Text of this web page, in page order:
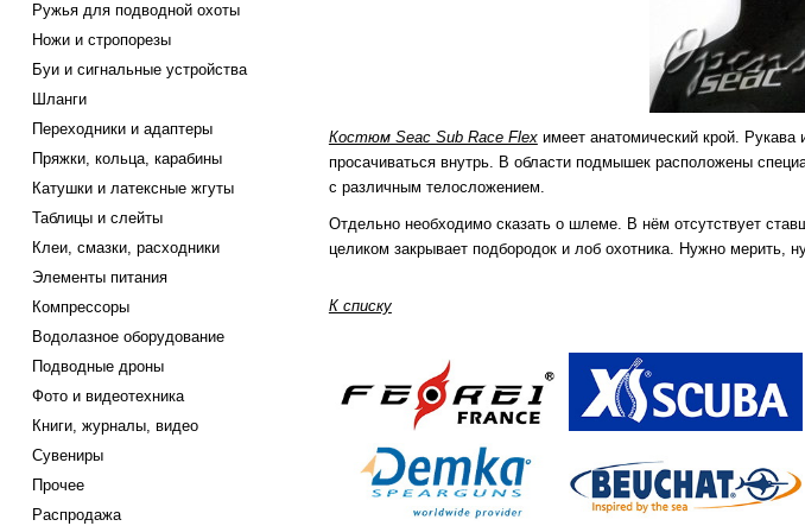
Ружья для подводной охоты
Ножи и стропорезы
Буи и сигнальные устройства
Шланги
Переходники и адаптеры
Пряжки, кольца, карабины
Катушки и латексные жгуты
Таблицы и слейты
Клеи, смазки, расходники
Элементы питания
Компрессоры
Водолазное оборудование
Подводные дроны
Фото и видеотехника
Книги, журналы, видео
Сувениры
Прочее
Распродажа
Костюм Seac Sub Race Flexимеет анатомический крой. Рукава
просачиваться внутрь. В области подмышек расположены
с различным телосложением.
Отдельно необходимо сказать о шлеме. В нём отсутствует
целиком закрывает подбородок и лоб охотника. Нужно мерить,
К списку